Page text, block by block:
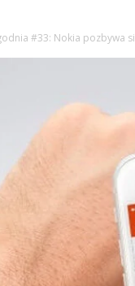
#33: Nokia pozbywa